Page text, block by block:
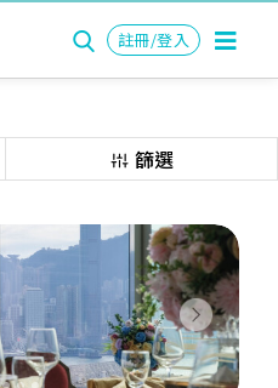
註冊/登入
篩選
Next